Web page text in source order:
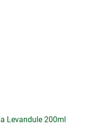
Levandule 200ml